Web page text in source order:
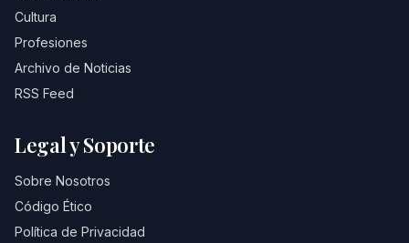
Cultura
Profesiones
Archivo de Noticias
RSS Feed
Legal y Soporte
Sobre Nosotros
Código Ético
Política de Privacidad